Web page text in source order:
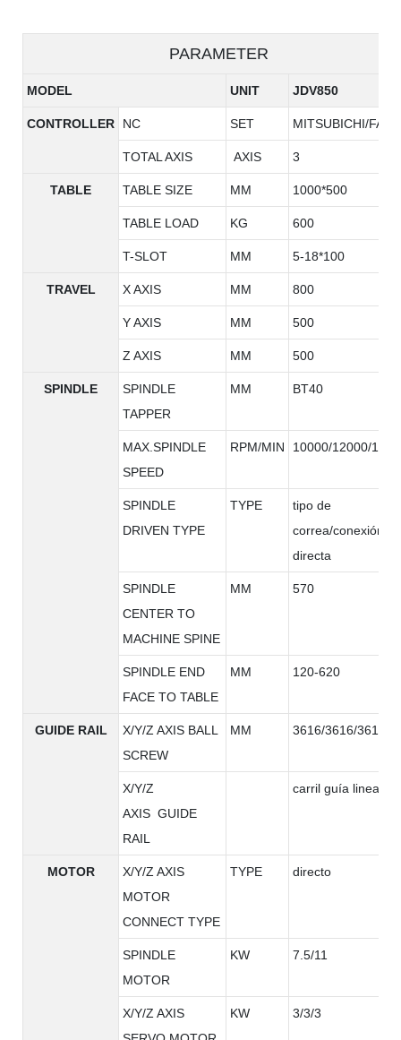
PARAMETER
MODEL UNIT JDV850
CONTROLLER NC SET MITSUBICHI/
TOTAL AXIS AXIS 3
TABLE TABLE SIZE MM 1000*500
TABLE LOAD KG 600
T-SLOT MM 5-18*100
TRAVEL X AXIS MM 800
Y AXIS MM 500
Z AXIS MM 500
SPINDLE
SPINDLE
TAPPER
MM BT40
MAX.SPINDLE
SPEED
RPM/MIN 10000/12000/
SPINDLE
DRIVEN TYPE
TYPE
tipo de
correa/conexión
directa
SPINDLE
CENTER TO
MACHINE SPINE
MM 570
SPINDLE END
FACE TO TABLE
MM 120-620
GUIDE RAIL
X/Y/Z AXIS BALL
SCREW
MM 3616/3616/3616
X/Y/Z
AXIS GUIDE
RAIL
carril guía lineal
MOTOR
X/Y/Z AXIS
MOTOR
CONNECT TYPE
TYPE directo
SPINDLE
MOTOR
KW 7.5/11
X/Y/Z AXIS
KW 3/3/3